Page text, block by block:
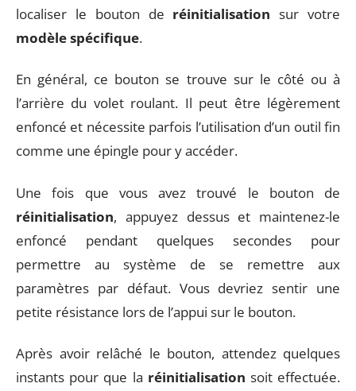
localiser le bouton de réinitialisation sur votre
modèle spécifique.
En général, ce bouton se trouve sur le côté ou à
l’arrière du volet roulant. Il peut être légèrement
enfoncé et nécessite parfois l’utilisation d’un outil fin
comme une épingle pour y accéder.
Une fois que vous avez trouvé le bouton de
réinitialisation, appuyez dessus et maintenez-le
enfoncé pendant quelques secondes pour
permettre au système de se remettre aux
paramètres par défaut. Vous devriez sentir une
petite résistance lors de l’appui sur le bouton.
Après avoir relâché le bouton, attendez quelques
instants pour que la réinitialisation soit effectuée.